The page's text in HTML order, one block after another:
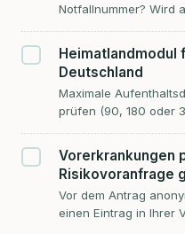
Notfallnummer? Wird
Heimatlandmodul
Deutschland
Maximale
prüfen (90, 180 oder
Vorerkrankungen
Risikovoranfrage
Vor dem Antrag
einen Eintrag in Ihrer